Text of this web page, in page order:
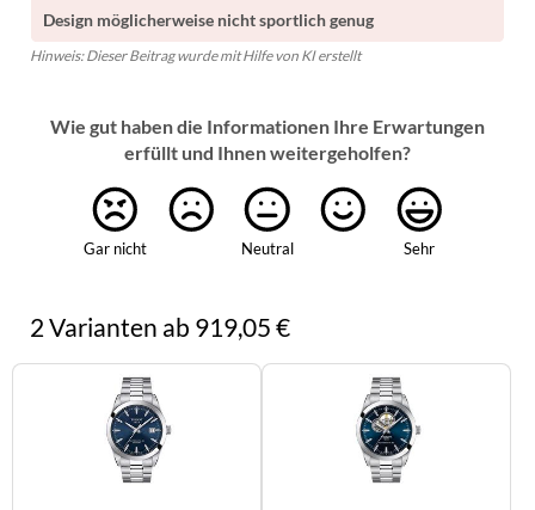
Design möglicherweise nicht sportlich genug
Hinweis: Dieser Beitrag wurde mit Hilfe von KI erstellt
Wie gut haben die Informationen Ihre Erwartungen
erfüllt und Ihnen weitergeholfen?
Gar nicht Neutral Sehr
2 Varianten ab 919,05 €